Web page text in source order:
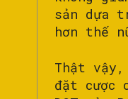
sản dựa
hơn thế
Thật vậy,
đặt cược